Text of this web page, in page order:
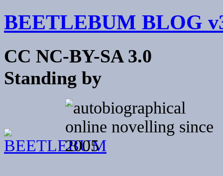
BEETLEBUM BLOG
CC NC-BY-SA 3.0
Standing by